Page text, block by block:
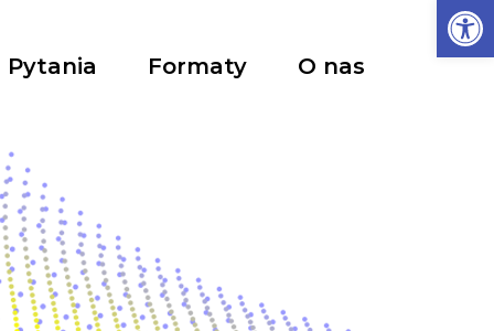
Pytania Formaty O nas